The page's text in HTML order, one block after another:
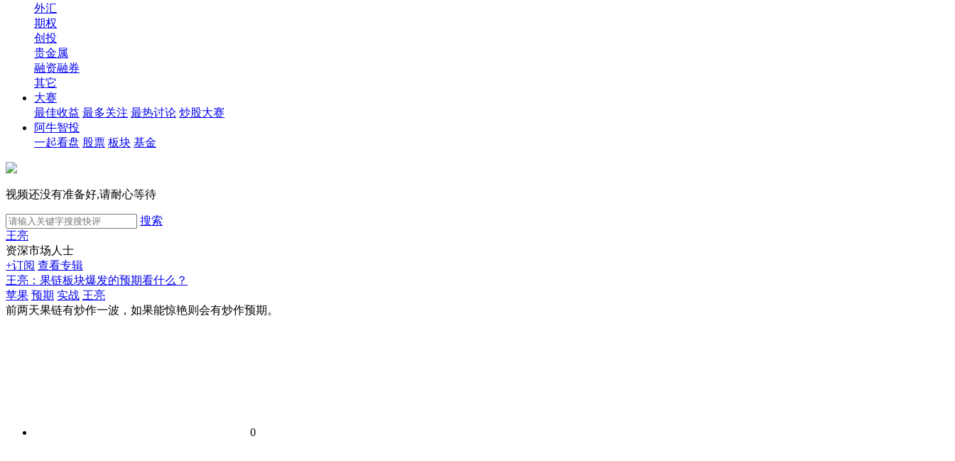
外汇
期权
创投
贵金属
融资融券
其它
大赛
最佳收益 最多关注 最热讨论 炒股大赛
阿牛智投
一起看盘 股票 板块 基金
视频还没有准备好,请耐心等待
搜索
王亮
资深市场人士
+订阅 查看专辑
王亮：果链板块爆发的预期看什么？
苹果 预期 实战 王亮
前两天果链有炒作一波，如果能惊艳则会有炒作预期。
0